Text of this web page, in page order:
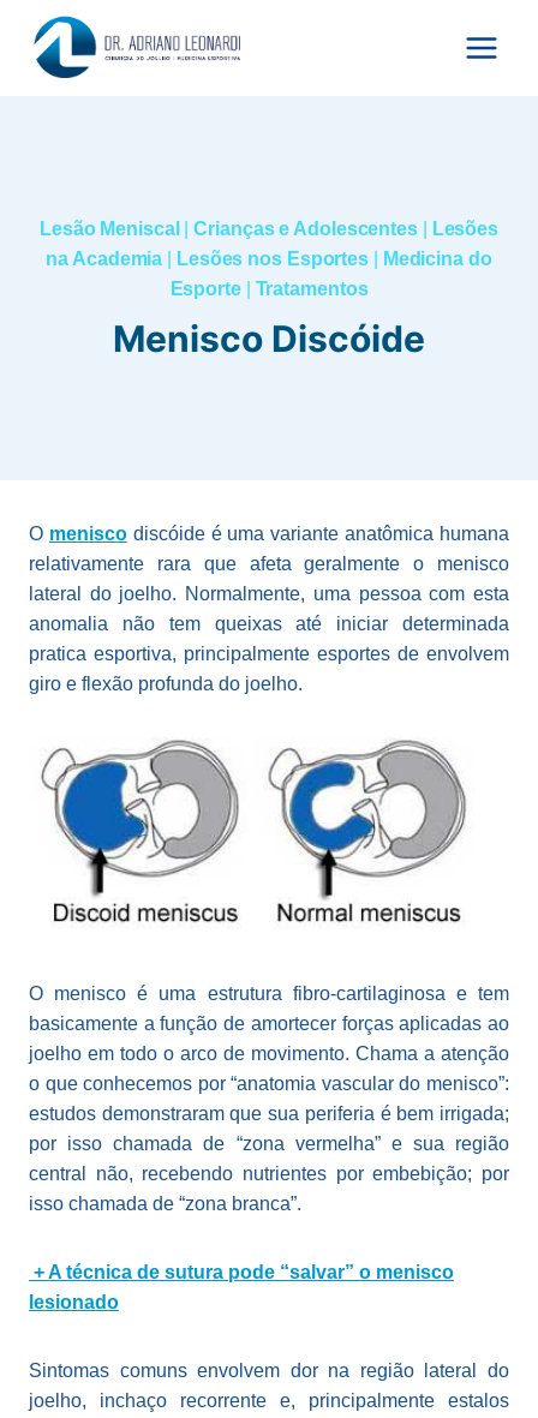
para
Lesão Meniscal |Crianças e Adolescentes|
Lesões
na Academia
Lesões nos Esportes
Medicina do
Esporte| Tratamentos
Menisco Discóide
O meniscodiscóide é uma variante anatômica humana
relativamente rara que afeta geralmente o menisco
lateral do joelho. Normalmente, uma pessoa com esta
anomalia não tem queixas até iniciar determinada
pratica esportiva, principalmente esportes de envolvem
giro e flexão profunda do joelho.
O menisco é uma estrutura fibro-cartilaginosa e tem
basicamente a função de amortecer forças aplicadas ao
joelho em todo o arco de movimento. Chama a atenção
o que conhecemos por “anatomia vascular do menisco”:
estudos demonstraram que sua periferia é bem irrigada;
por isso chamada de “zona vermelha” e sua região
central não, recebendo nutrientes por embebição; por
isso chamada de “zona branca”.
+ A técnica de sutura pode “salvar” o menisco
lesionado
Sintomas comuns envolvem dor na região lateral do
joelho, inchaço recorrente e, principalmente estalos